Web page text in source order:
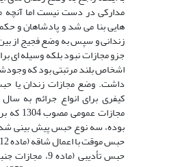
مدارکی در دست نیست اما آنچه
هایی بنا می شد و پادشاهان و
زندانی و سپس به وضع فجیج از
جزو مجازات نبود بلکه وسیله ای
اشخاص بلند مرتبتی بود که
داشت. وضع مجازات زندان یا
مجازات
حبس تأدیبی